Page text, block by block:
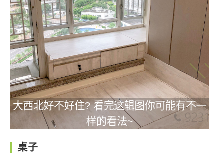
大西北好不好住? 看完这辑图你可能有不一
样的看法~
桌子